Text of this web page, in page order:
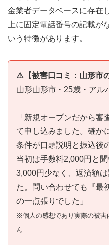
金業者データベースに存在
上に固定電話番号の記載が
いう特徴があります。
⚠️【被害口コミ：山形市
山形山形市・25歳・アル
「新規オープンだから審
て申し込みました。確か
条件が口頭説明と振込後
当初は手数料2,000円と
3,000円少なく、返済額
た。問い合わせても『最
の一点張りでした」
※個人の感想であり実際の被害
ん